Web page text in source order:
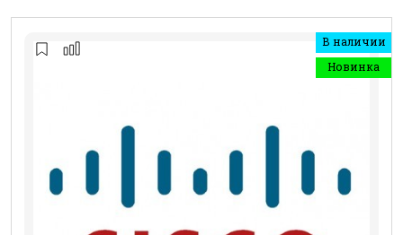
В наличии
Новинка